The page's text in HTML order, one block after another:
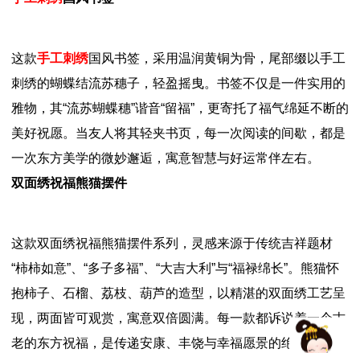
这款手工刺绣国风书签，采用温润黄铜为骨，尾部缀以手工
刺绣的蝴蝶结流苏穗子，轻盈摇曳。书签不仅是一件实用的
雅物，其“流苏蝴蝶穗”谐音“留福”，更寄托了福气绵延不断的
美好祝愿。当友人将其轻夹书页，每一次阅读的间歇，都是
一次东方美学的微妙邂逅，寓意智慧与好运常伴左右。
双面绣祝福熊猫摆件
这款双面绣祝福熊猫摆件系列，灵感来源于传统吉祥题材
“柿柿如意”、“多子多福”、“大吉大利”与“福禄绵长”。熊猫怀
抱柿子、石榴、荔枝、葫芦的造型，以精湛的双面绣工艺呈
现，两面皆可观赏，寓意双倍圆满。每一款都诉说着一个古
老的东方祝福，是传递安康、丰饶与幸福愿景的绝佳载体，